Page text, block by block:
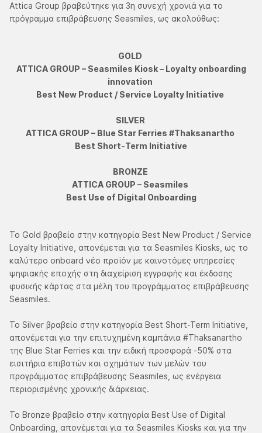
Attica Group βραβεύτηκε για 3η συνεχή χρονιά για το
πρόγραμμα επιβράβευσης Seasmiles, ως ακολούθως:
GOLD
ATTICA GROUP – Seasmiles Kiosk – Loyalty onboarding
innovation
Best New Product / Service Loyalty Initiative
SILVER
ATTICA GROUP – Blue Star Ferries #Thaksanartho
Best Short-Term Initiative
BRONZE
ATTICA GROUP – Seasmiles
Best Use of Digital Onboarding
Το Gold βραβείο στην κατηγορία Best New Product / Service
Loyalty Initiative, απονέμεται για τα Seasmiles Kiosks, ως το
καλύτερο onboard νέο προϊόν με καινοτόμες υπηρεσίες
ψηφιακής εποχής στη διαχείριση εγγραφής και έκδοσης
φυσικής κάρτας στα μέλη του προγράμματος επιβράβευσης
Seasmiles.
Το Silver βραβείο στην κατηγορία Best Short-Term Initiative,
απονέμεται για την επιτυχημένη καμπάνια #Thaksanartho
της Blue Star Ferries και την ειδική προσφορά -50% στα
εισιτήρια επιβατών και οχημάτων των μελών του
προγράμματος επιβράβευσης Seasmiles, ως ενέργεια
περιορισμένης χρονικής διάρκειας.
Το Bronze βραβείο στην κατηγορία Best Use of Digital
Onboarding, απονέμεται για τα Seasmiles Kiosks και για την